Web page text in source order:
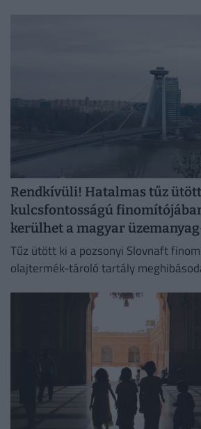
Rendkívüli! Hatalmas tűz
kulcsfontosságú
kerülhet a magyar
Tűz ütött ki a pozsonyi Slovnaft
olajtermék-tároló tartály